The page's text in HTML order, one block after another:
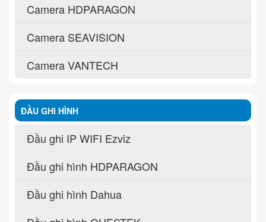
Camera HDPARAGON
Camera SEAVISION
Camera VANTECH
ĐẦU GHI HÌNH
Đầu ghi IP WIFI Ezviz
Đầu ghi hình HDPARAGON
Đầu ghi hình Dahua